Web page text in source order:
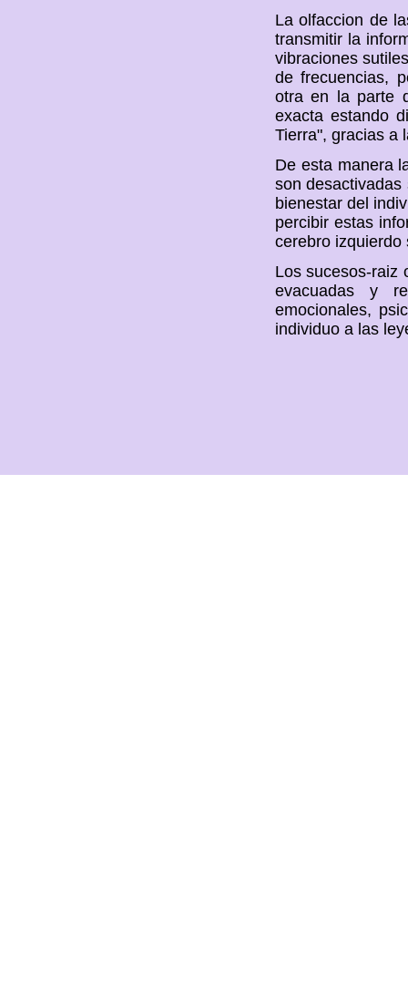
La olfaccion de
transmitir la
vibraciones
de frecuencias,
otra en la parte
exacta estando
Tierra", gracias a
De esta manera
son
bienestar del
percibir estas
cerebro izquierdo
Los sucesos-raiz
evacuadas y
emocionales,
individuo a las